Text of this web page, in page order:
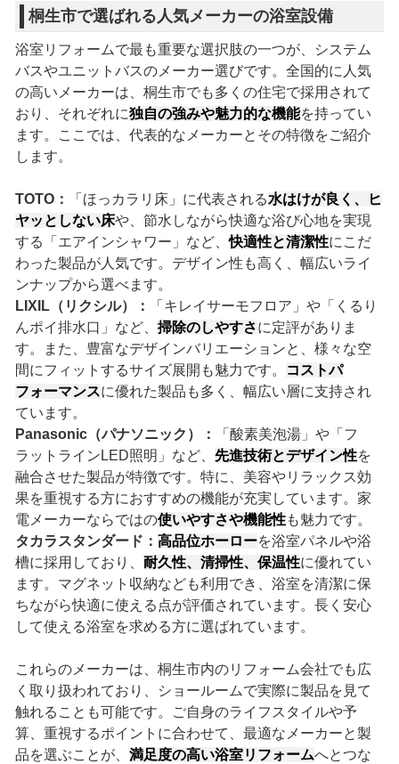
桐生市で選ばれる人気メーカーの浴室設備
浴室リフォームで最も重要な選択肢の一つが、システム
バスやユニットバスのメーカー選びです。全国的に人気
の高いメーカーは、桐生市でも多くの住宅で採用されて
おり、それぞれに独自の強みや魅力的な機能を持ってい
ます。ここでは、代表的なメーカーとその特徴をご紹介
します。
TOTO： 「ほっカラリ床」に代表される水はけが良く、ヒ
ヤッとしない床や、節水しながら快適な浴び心地を実現
する「エアインシャワー」など、快適性と清潔性にこだ
わった製品が人気です。デザイン性も高く、幅広いライ
ンナップから選べます。
LIXIL（リクシル）：
「キレイサーモフロア」や「くるり
んポイ排水口」など、 掃除のしやすさに定評がありま
す。また、豊富なデザインバリエーションと、様々な空
間にフィットするサイズ展開も魅力です。
コストパ
フォーマンスに優れた製品も多く、幅広い層に支持され
ています。
Panasonic（パナソニック）：
「酸素美泡湯」や「フ
ラットラインLED照明」など、 先進技術とデザイン性を
融合させた製品が特徴です。特に、美容やリラックス効
果を重視する方におすすめの機能が充実しています。家
電メーカーならではの使いやすさや機能性も魅力です。
タカラスタンダード： 高品位ホーローを浴室パネルや浴
槽に採用しており、 耐久性、清掃性、保温性に優れてい
ます。マグネット収納なども利用でき、浴室を清潔に保
ちながら快適に使える点が評価されています。長く安心
して使える浴室を求める方に選ばれています。
これらのメーカーは、桐生市内のリフォーム会社でも広
く取り扱われており、ショールームで実際に製品を見て
触れることも可能です。ご自身のライフスタイルや予
算、重視するポイントに合わせて、最適なメーカーと製
品を選ぶことが、 満足度の高い浴室リフォームへとつな